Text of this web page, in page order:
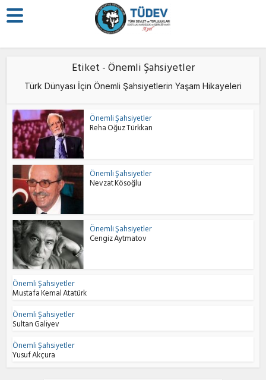
Etiket - Önemli Şahsiyetler
Türk Dünyası İçin Önemli Şahsiyetlerin Yaşam Hikayeleri
Önemli Şahsiyetler
Reha Oğuz Türkkan
Önemli Şahsiyetler
Nevzat Kösoğlu
Önemli Şahsiyetler
Cengiz Aytmatov
Önemli Şahsiyetler
Mustafa Kemal Atatürk
Önemli Şahsiyetler
Sultan Galiyev
Önemli Şahsiyetler
Yusuf Akçura